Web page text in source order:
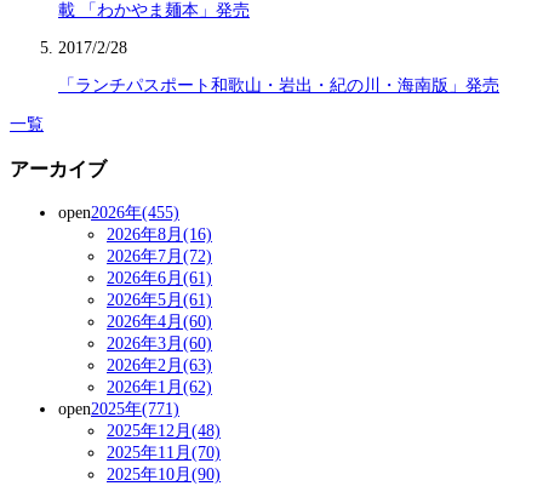
載 「わかやま麺本」発売
2017/2/28
「ランチパスポート和歌山・岩出・紀の川・海南版」発売
一覧
アーカイブ
open2026年(455)
2026年8月(16)
2026年7月(72)
2026年6月(61)
2026年5月(61)
2026年4月(60)
2026年3月(60)
2026年2月(63)
2026年1月(62)
open2025年(771)
2025年12月(48)
2025年11月(70)
2025年10月(90)